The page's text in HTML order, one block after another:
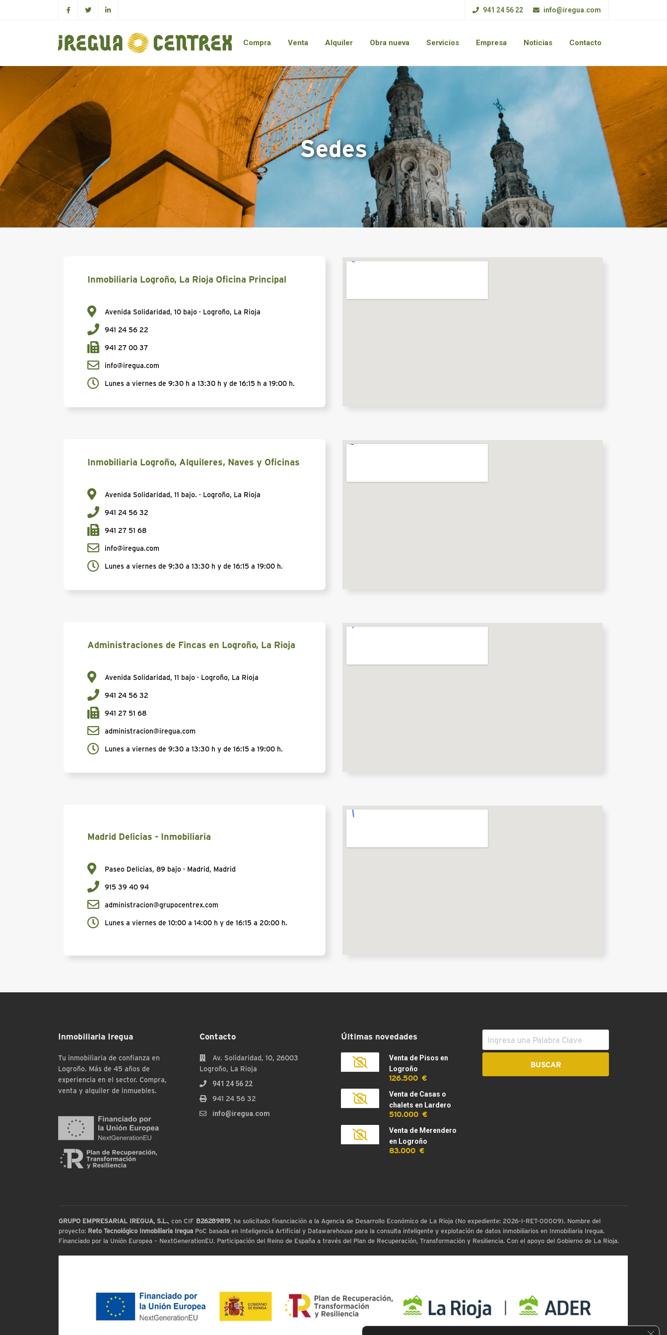
941 24 56 22 info@iregua.com
Compra Venta Alquiler Obra nueva Servicios Empresa Noticias Contacto
Sedes
Inmobiliaria Logroño, La Rioja Oficina Principal
Avenida Solidaridad, 10 bajo · Logroño, La Rioja
941 24 56 22
941 27 00 37
info@iregua.com
Lunes a viernes de 9:30 h a 13:30 h y de 16:15 h a 19:00 h.
Inmobiliaria Logroño, Alquileres, Naves y Oficinas
Avenida Solidaridad, 11 bajo. · Logroño, La Rioja
941 24 56 32
941 27 51 68
info@iregua.com
Lunes a viernes de 9:30 a 13:30 h y de 16:15 a 19:00 h.
Administraciones de Fincas en Logroño, La Rioja
Avenida Solidaridad, 11 bajo · Logroño, La Rioja
941 24 56 32
941 27 51 68
administracion@iregua.com
Lunes a viernes de 9:30 a 13:30 h y de 16:15 a 19:00 h.
Madrid Delicias - Inmobiliaria
Paseo Delicias, 89 bajo · Madrid, Madrid
915 39 40 94
administracion@grupocentrex.com
Lunes a viernes de 10:00 a 14:00 h y de 16:15 a 20:00 h.
Inmobiliaria Iregua
Tu inmobiliaria de confianza en
Logroño. Más de 45 años de
experiencia en el sector. Compra,
venta y alquiler de inmuebles.
Contacto
Av. Solidaridad, 10, 26003
Logroño, La Rioja
941 24 56 22
941 24 56 32
info@iregua.com
Últimas novedades
Venta de Pisos en
Logroño
126.500 €
Venta de Casas o
chalets en Lardero
510.000 €
Venta de Merendero
en Logroño
83.000 €
GRUPO EMPRESARIAL IREGUA, S.L., con CIF B26289819, ha solicitado financiación a la Agencia de Desarrollo Económico de La Rioja (No expediente: 2026-I-RET-00009). Nombre del
proyecto: Reto Tecnológico Inmobiliaria IreguaPoC basada en Inteligencia Artificial y Datawarehouse para la consulta inteligente y explotación de datos inmobiliarios en Inmobiliaria Iregua.
Financiado por la Unión Europea – NextGenerationEU. Participación del Reino de España a través del Plan de Recuperación, Transformación y Resiliencia. Con el apoyo del Gobierno de La Rioja.